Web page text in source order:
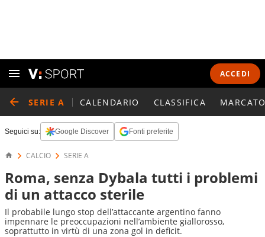
ACCEDI
SERIE A CALENDARIO CLASSIFICA
Seguici su: Google Discover Fonti preferite
CALCIO SERIE A
Roma, senza Dybala tutti i problemi
di un attacco sterile
Il probabile lungo stop dell’attaccante argentino fanno
impennare le preoccupazioni nell’ambiente giallorosso,
soprattutto in virtù di una zona gol in deficit.